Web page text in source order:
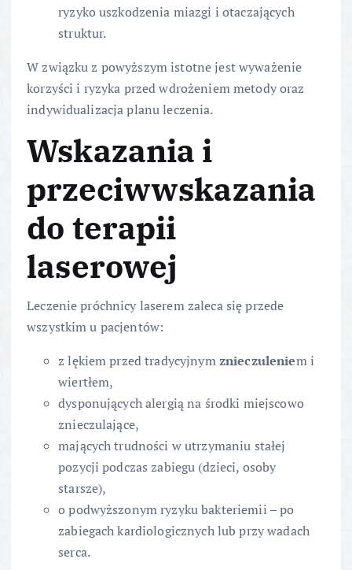
ryzyko uszkodzenia miazgi i otaczających
struktur.
W związku z powyższym istotne jest wyważenie
korzyści i ryzyka przed wdrożeniem metody oraz
indywidualizacja planu leczenia.
Wskazania i
przeciwwskazania
do terapii
laserowej
Leczenie próchnicy laserem zaleca się przede
wszystkim u pacjentów:
z lękiem przed tradycyjnymznieczuleniem i
wiertłem,
dysponujących alergią na środki miejscowo
znieczulające,
mających trudności w utrzymaniu stałej
pozycji podczas zabiegu (dzieci, osoby
starsze),
o podwyższonym ryzyku bakteriemii – po
zabiegach kardiologicznych lub przy wadach
serca.